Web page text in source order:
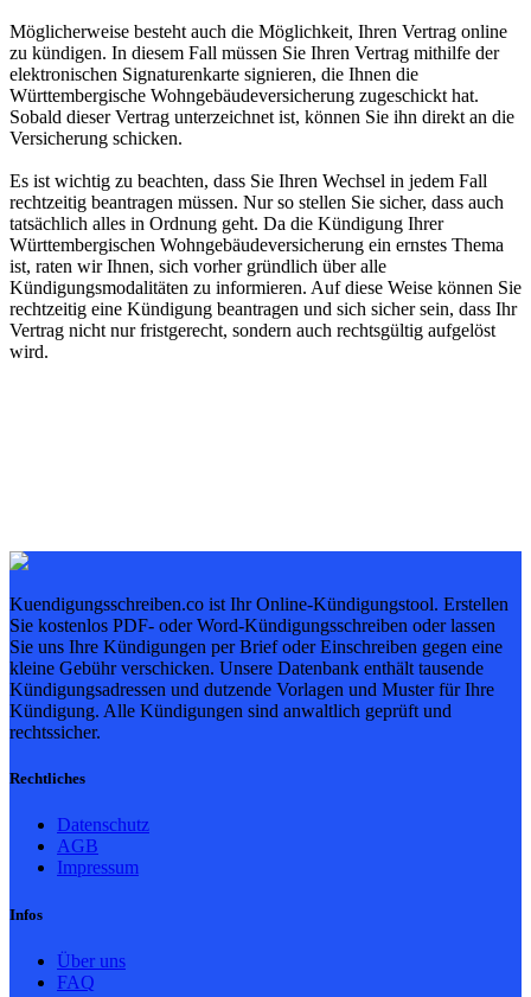
Möglicherweise besteht auch die Möglichkeit, Ihren Vertrag online
zu kündigen. In diesem Fall müssen Sie Ihren Vertrag mithilfe der
elektronischen Signaturenkarte signieren, die Ihnen die
Württembergische Wohngebäudeversicherung zugeschickt hat.
Sobald dieser Vertrag unterzeichnet ist, können Sie ihn direkt an die
Versicherung schicken.
Es ist wichtig zu beachten, dass Sie Ihren Wechsel in jedem Fall
rechtzeitig beantragen müssen. Nur so stellen Sie sicher, dass auch
tatsächlich alles in Ordnung geht. Da die Kündigung Ihrer
Württembergischen Wohngebäudeversicherung ein ernstes Thema
ist, raten wir Ihnen, sich vorher gründlich über alle
Kündigungsmodalitäten zu informieren. Auf diese Weise können Sie
rechtzeitig eine Kündigung beantragen und sich sicher sein, dass Ihr
Vertrag nicht nur fristgerecht, sondern auch rechtsgültig aufgelöst
wird.
Kuendigungsschreiben.co ist Ihr Online-Kündigungstool. Erstellen
Sie kostenlos PDF- oder Word-Kündigungsschreiben oder lassen
Sie uns Ihre Kündigungen per Brief oder Einschreiben gegen eine
kleine Gebühr verschicken. Unsere Datenbank enthält tausende
Kündigungsadressen und dutzende Vorlagen und Muster für Ihre
Kündigung. Alle Kündigungen sind anwaltlich geprüft und
rechtssicher.
Rechtliches
Datenschutz
AGB
Impressum
Infos
Über uns
FAQ